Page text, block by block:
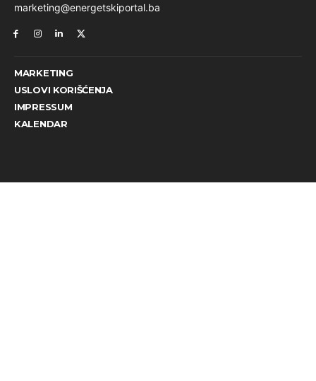
marketing@energetskiportal.ba
MARKETING
USLOVI KORIŠĆENJA
IMPRESSUM
KALENDAR